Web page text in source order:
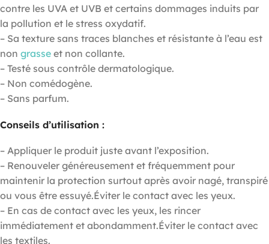
contre les UVA et UVB et certains dommages induits par
la pollution et le stress oxydatif.
– Sa texture sans traces blanches et résistante à l’eau est
non grasse et non collante.
– Testé sous contrôle dermatologique.
– Non comédogène.
– Sans parfum.
Conseils d’utilisation :
– Appliquer le produit juste avant l’exposition.
– Renouveler généreusement et fréquemment pour
maintenir la protection surtout après avoir nagé, transpiré
ou vous être essuyé.Éviter le contact avec les yeux.
– En cas de contact avec les yeux, les rincer
immédiatement et abondamment.Éviter le contact avec
les textiles.